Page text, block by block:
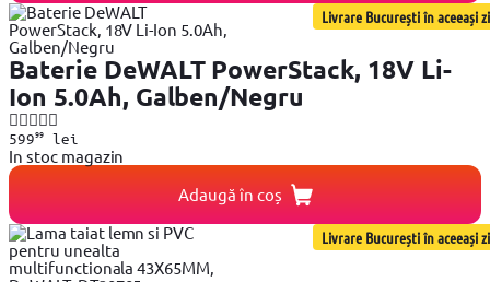
Livrare București în aceeași zi
Baterie DeWALT PowerStack, 18V Li-
Ion 5.0Ah, Galben/Negru
59999lei
In stoc magazin
Adaugă în coș
Livrare București în aceeași zi